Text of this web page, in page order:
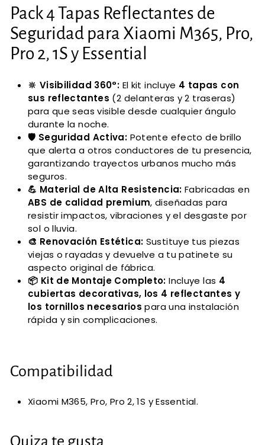
Pack 4 Tapas Reflectantes de
Seguridad para Xiaomi M365, Pro,
Pro 2, 1S y Essential
🔆 Visibilidad 360°: El kit incluye 4 tapas con
sus reflectantes (2 delanteras y 2 traseras)
para que seas visible desde cualquier ángulo
durante la noche.
🛡️ Seguridad Activa: Potente efecto de brillo
que alerta a otros conductores de tu presencia,
garantizando trayectos urbanos mucho más
seguros.
💪 Material de Alta Resistencia: Fabricadas en
ABS de calidad premium, diseñadas para
resistir impactos, vibraciones y el desgaste por
sol o lluvia.
🎨 Renovación Estética: Sustituye tus piezas
viejas o rayadas y devuelve a tu patinete su
aspecto original de fábrica.
📦 Kit de Montaje Completo: Incluye las 4
cubiertas decorativas, los 4 reflectantes y
los tornillos necesarios para una instalación
rápida y sin complicaciones.
Compatibilidad
Xiaomi M365, Pro, Pro 2, 1S y Essential.
Quiza te gusta